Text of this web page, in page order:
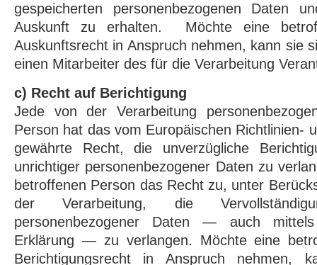
gespeicherten personenbezogenen Daten
Auskunft zu erhalten. Möchte eine
Auskunftsrecht in Anspruch nehmen, kann sie
einen Mitarbeiter des für die Verarbeitung
c) Recht auf Berichtigung
Jede von der Verarbeitung
Person hat das vom Europäischen Richtlinien-
gewährte Recht, die unverzügliche
unrichtiger personenbezogener Daten zu
betroffenen Person das Recht zu, unter
der Verarbeitung, die
personenbezogener Daten — auch
Erklärung — zu verlangen. Möchte eine
Berichtigungsrecht in Anspruch nehmen,